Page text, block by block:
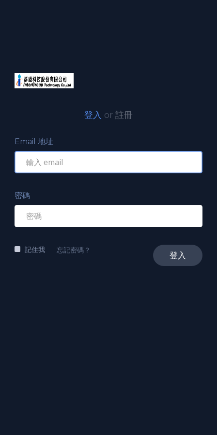
登入 or 註冊
Email 地址
密碼
記住我 忘記密碼？ 登入